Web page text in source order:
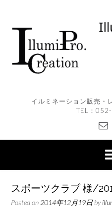
content
イルミネーション販売・
TEL：
スポーツクラブ 様/
Posted on 2014年12月19日by